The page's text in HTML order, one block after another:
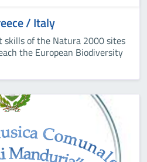
/ Italy
skills of the Natura 2000 sites
the European Biodiversity